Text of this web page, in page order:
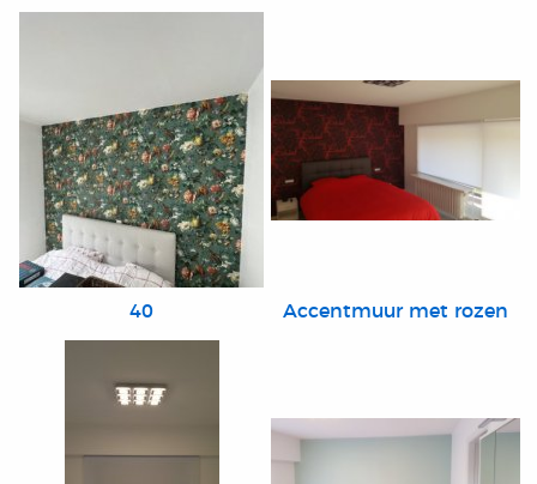
40 Accentmuur met rozen